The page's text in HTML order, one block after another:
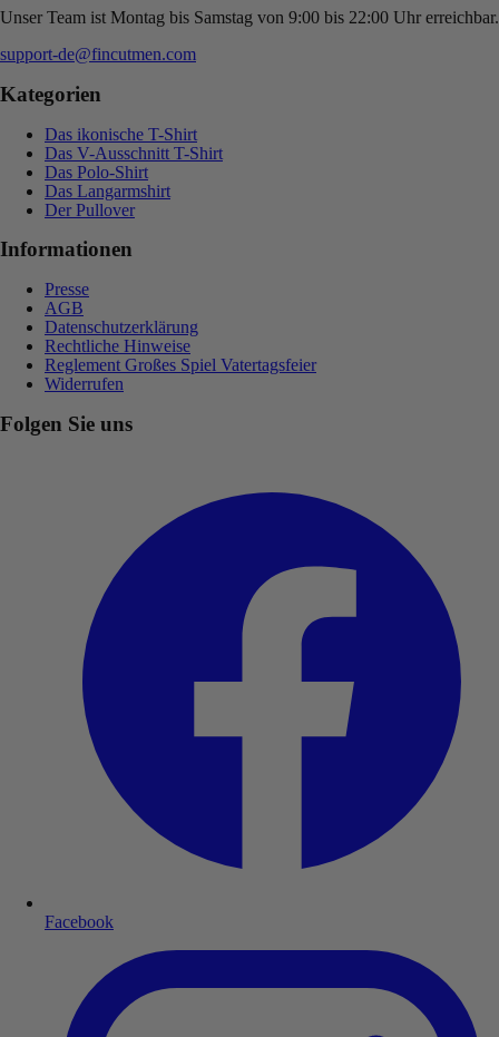
Unser Team ist Montag bis Samstag von 9:00 bis 22:00 Uhr erreichbar.
support-de@fincutmen.com
Kategorien
Das ikonische T-Shirt
Das V-Ausschnitt T-Shirt
Das Polo-Shirt
Das Langarmshirt
Der Pullover
Informationen
Presse
AGB
Datenschutzerklärung
Rechtliche Hinweise
Reglement Großes Spiel Vatertagsfeier
Widerrufen
Folgen Sie uns
Facebook